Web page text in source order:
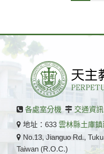
各處室分機
交通資訊
地址：633 雲林縣土庫
No.13, Jianguo Rd.,
Taiwan (R.O.C.)